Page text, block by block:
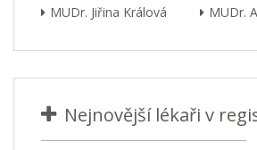
MUDr. Jiřina Králová
MUDr.
Nejnovější lékaři v